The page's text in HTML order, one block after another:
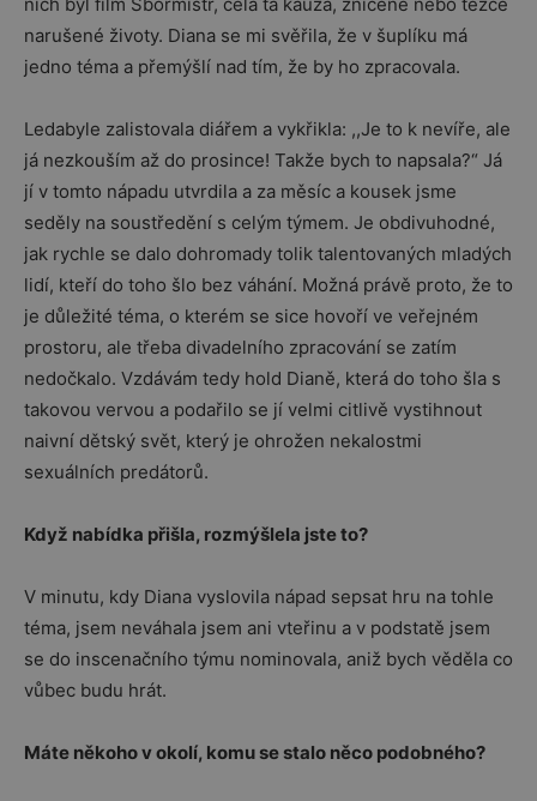
narušené životy. Diana se mi svěřila, že v šuplíku má
jedno téma a přemýšlí nad tím, že by ho zpracovala.
Ledabyle zalistovala diářem a vykřikla: ,,Je to k nevíře, ale
já nezkouším až do prosince! Takže bych to napsala?“ Já
jí v tomto nápadu utvrdila a za měsíc a kousek jsme
seděly na soustředění s celým týmem. Je obdivuhodné,
jak rychle se dalo dohromady tolik talentovaných mladých
lidí, kteří do toho šlo bez váhání. Možná právě proto, že to
je důležité téma, o kterém se sice hovoří ve veřejném
prostoru, ale třeba divadelního zpracování se zatím
nedočkalo. Vzdávám tedy hold Dianě, která do toho šla s
takovou vervou a podařilo se jí velmi citlivě vystihnout
naivní dětský svět, který je ohrožen nekalostmi
sexuálních predátorů.
Když nabídka přišla, rozmýšlela jste to?
V minutu, kdy Diana vyslovila nápad sepsat hru na tohle
téma, jsem neváhala jsem ani vteřinu a v podstatě jsem
se do inscenačního týmu nominovala, aniž bych věděla co
vůbec budu hrát.
Máte někoho v okolí, komu se stalo něco podobného?